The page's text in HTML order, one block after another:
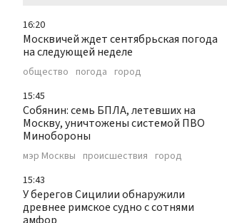
16:20
Москвичей ждет сентябрьская погода
на следующей неделе
общество погода город
15:45
Собянин: семь БПЛА, летевших на
Москву, уничтожены системой ПВО
Минобороны
мэр Москвы происшествия город
15:43
У берегов Сицилии обнаружили
древнее римское судно с сотнями